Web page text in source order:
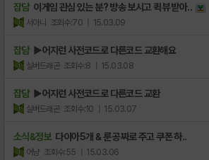
잡담 이게임 관심 있는 분? 방송 보시고 퀵뷰 받아..
서아니 조회수:70 | 15.03.09
잡담 ▶어지런 사전코드로 다른코드 교환해요
실버드래곤 조회수:8 | 15.03.08
잡담 ▶어지런 사전코드로 다른코드 교환
실버드래곤 조회수:10 | 15.03.07
소식&정보 다이아5개 & 룬 공짜로 주고 쿠폰 하..
어냥 조회수:55 | 15.03.06